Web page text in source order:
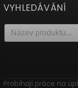
VYHLEDÁVÁNÍ
Probíhají práce na